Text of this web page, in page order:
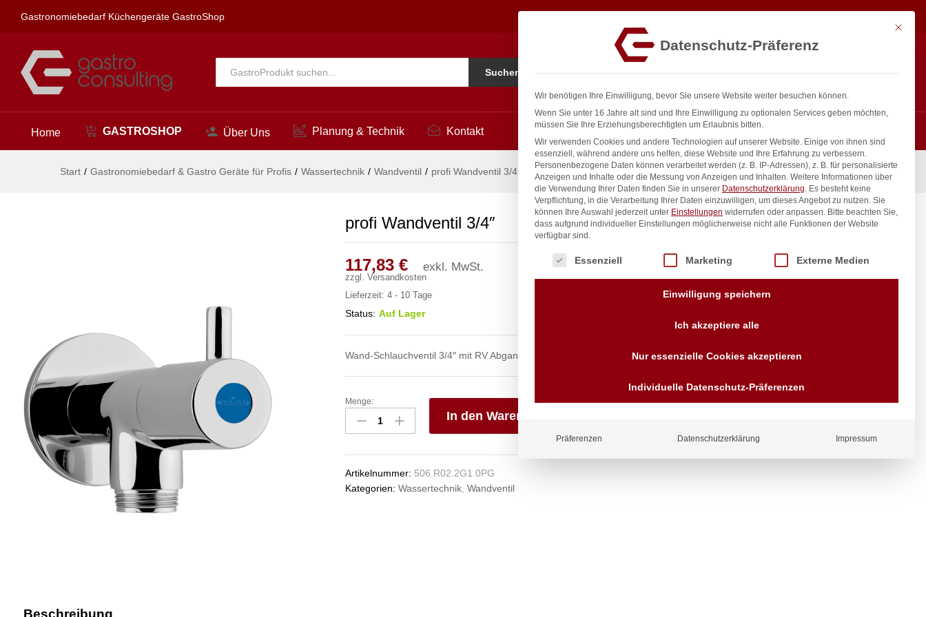
Gastronomiebedarf Küchengeräte GastroShop
Alle Suchen
Home GASTROSHOP Über Uns Planung & Technik Kontakt
Start / Gastronomiebedarf & Gastro Geräte für Profis / Wassertechnik / Wandventil / profi Wandventil 3/4″
profi Wandventil 3/4″
117,83 € exkl. MwSt.
zzgl. Versandkosten
Lieferzeit: 4 - 10 Tage
Status: Auf Lager
Wand-Schlauchventil 3/4″ mit RV Abgang für Schläuche
profi
Wandventil
3/4"
Menge:
In den Warenkorb
Artikelnummer: 506.R02.2G1.0PG
Kategorien: Wassertechnik, Wandventil
inkl. / exkl. MwSt.
Anfragen
Wir sind seit über 40 Jahren
für Sie da
Vorrauskasse Paypal,
Kreditkarte, Direkt
Beschreibung
117,83€ exkl. MwSt. In den Warenkorb
Mit
Datenschutz-Präferenz
Wir benötigen Ihre Einwilligung, bevor Sie unsere Website weiter besuchen können.
Wenn Sie unter 16 Jahre alt sind und Ihre Einwilligung zu optionalen Services geben möchten,
müssen Sie Ihre Erziehungsberechtigten um Erlaubnis bitten.
Wir verwenden Cookies und andere Technologien auf unserer Website. Einige von ihnen sind
essenziell, während andere uns helfen, diese Website und Ihre Erfahrung zu verbessern.
Personenbezogene Daten können verarbeitet werden (z. B. IP-Adressen), z. B. für personalisierte
Anzeigen und Inhalte oder die Messung von Anzeigen und Inhalten. Weitere Informationen über
die Verwendung Ihrer Daten finden Sie in unserer Datenschutzerklärung. Es besteht keine
Verpflichtung, in die Verarbeitung Ihrer Daten einzuwilligen, um dieses Angebot zu nutzen. Sie
können Ihre Auswahl jederzeit unter Einstellungen widerrufen oder anpassen. Bitte beachten Sie,
dass aufgrund individueller Einstellungen möglicherweise nicht alle Funktionen der Website
verfügbar sind.
Es folgt eine Liste der Service-Gruppen, für die eine Einwilligung erteilt werden kann.
Essenziell Marketing Externe Medien
Einwilligung speichern
Ich akzeptiere alle
Nur essenzielle Cookies akzeptieren
Individuelle Datenschutz-Präferenzen
Präferenzen Datenschutzerklärung Impressum